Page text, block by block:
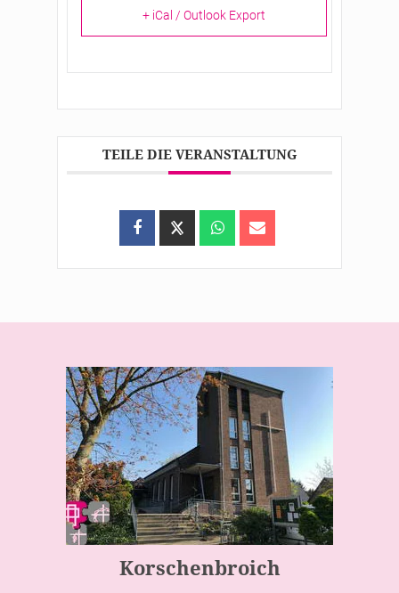
+ iCal / Outlook Export
TEILE DIE VERANSTALTUNG
Korschenbroich